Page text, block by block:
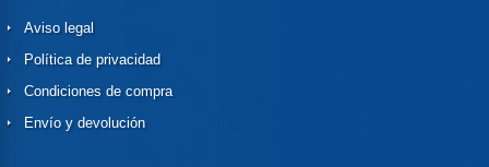
Aviso legal
Política de privacidad
Condiciones de compra
Envío y devolución